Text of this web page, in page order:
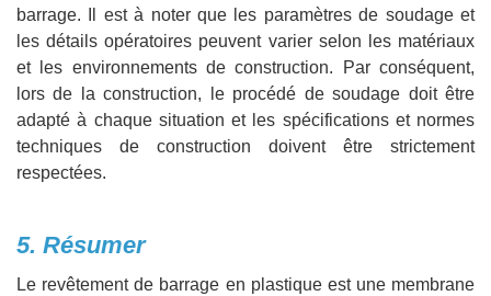
barrage. Il est à noter que les paramètres de soudage et
les détails opératoires peuvent varier selon les matériaux
et les environnements de construction. Par conséquent,
lors de la construction, le procédé de soudage doit être
adapté à chaque situation et les spécifications et normes
techniques de construction doivent être strictement
respectées.
5. Résumer
Le revêtement de barrage en plastique est une membrane